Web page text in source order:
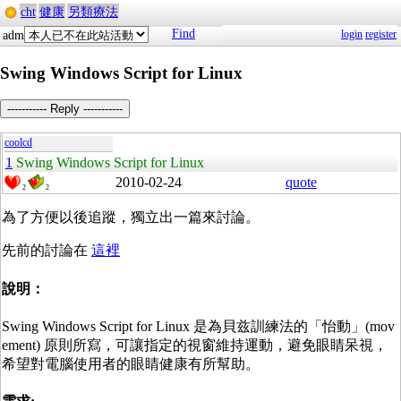
cht 健康 另類療法
adm
Find login register
Swing Windows Script for Linux
----------- Reply -----------
coolcd
1 Swing Windows Script for Linux
2 2 2010-02-24 quote
為了方便以後追蹤，獨立出一篇來討論。
先前的討論在 這裡
說明：
Swing Windows Script for Linux 是為貝兹訓練法的「怡動」(mov
ement) 原則所寫，可讓指定的視窗維持運動，避免眼睛呆視，
希望對電腦使用者的眼睛健康有所幫助。